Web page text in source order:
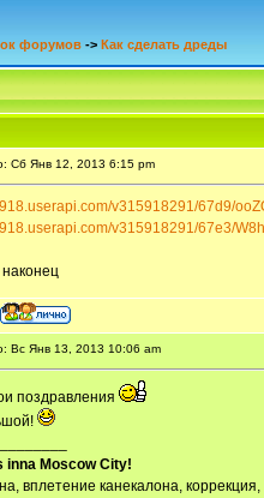
форумов -> Как сделать дреды
Сб Янв 12, 2013 6:15 pm
v315918291/67d9/
v315918291/67e3/
Вс Янв 13, 2013 10:06 am
поздравления
inna Moscow Сity!
вплетение канекалона,